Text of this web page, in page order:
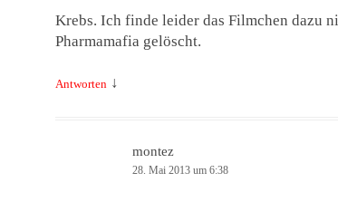
Krebs. Ich finde leider das Filmchen dazu
Pharmamafia gelöscht.
Antworten ↓
montez
28. Mai 2013 um 6:38